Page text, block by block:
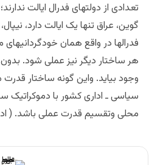
تعدادی از دولتهای فدرال ایالت
گوین، عراق تنها یک ایالت دارد،
فدرالها در واقع همان
هر ساختار دیگر نیز عملی شود. بدون
وجود بیاید. واین گونه ساختار
سیاسی ـ اداری کشور با دموکراتیک
محلی وتقسیم قدرت عملی باشد. (